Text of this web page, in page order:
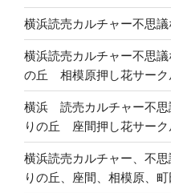
横浜読売カルチャー不思
横浜読売カルチャー不思
の丘 相模原押し花サーク
横浜 読売カルチャー不思
りの丘 座間押し花サーク
横浜読売カルチャー、不
りの丘、座間、相模原、